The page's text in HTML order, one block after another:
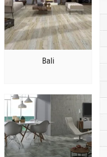
Bali